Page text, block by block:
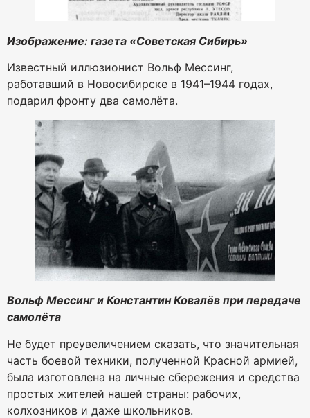
Изображение: газета «Советская Сибирь»
Известный иллюзионист Вольф Мессинг,
работавший в Новосибирске в 1941–1944 годах,
подарил фронту два самолёта.
Вольф Мессинг и Константин Ковалёв при передаче
самолёта
Не будет преувеличением сказать, что значительная
часть боевой техники, полученной Красной армией,
была изготовлена на личные сбережения и средства
простых жителей нашей страны: рабочих,
колхозников и даже школьников.